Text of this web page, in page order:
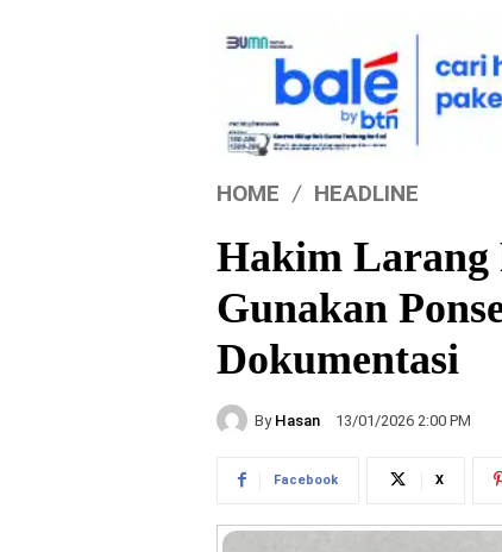
HOME HEADLINE
Hakim Larang
Gunakan
Dokumentasi
By Hasan 13/01/2026 2:00 PM
Facebook X